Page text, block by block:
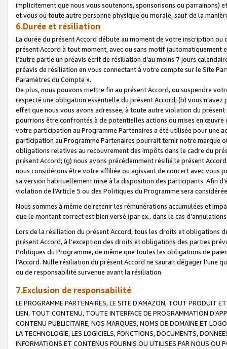
implicitement que nous vous soutenons, sponsorisons ou parrainons)
et vous ou toute autre personne physique ou morale, sauf de la
6.Durée et résiliation
La durée du présent Accord débute au moment de votre inscription
présent Accord à tout moment, avec ou sans motif (automatiquement
l’autre partie un préavis écrit de résiliation d’au moins 7 jours
préavis de résiliation en vous connectant à votre compte sur le Site
Paramètres du Compte ».
De plus, nous pouvons mettre fin au présent Accord, ou suspendre
respecté une obligation essentielle du présent Accord; (b) vous
effet que nous vous avons adressée, à toute autre violation du
pourrions être confrontés à de potentielles actions ou mises en
votre participation au Programme Partenaires a été utilisée pour une
participation au Programme Partenaires pourrait ternir notre marque
obligations relatives au recouvrement des impôts dans le cadre du
présent Accord; (g) nous avons précédemment résilié le présent
nous considérons être votre affiliée ou agissant de concert avec vous
sa version habituellement mise à la disposition des participants. Afin
violation de l’Article 5 ou des Politiques du Programme sera
Nous sommes à même de retenir les rémunérations accumulées et
que le montant correct est bien versé (par ex., dans le cas
Lors de la résiliation du présent Accord, tous les droits et obligations
présent Accord, à l’exception des droits et obligations des parties
Politiques du Programme, de même que toutes les obligations de
l’Accord. Nulle résiliation du présent Accord ne saurait dégager l'une
ou de responsabilité survenue avant la résiliation.
7.Exclusion de responsabilité
LE PROGRAMME PARTENAIRES, LE SITE D’AMAZON, TOUT PRODUIT
LIEN, TOUT CONTENU, TOUTE INTERFACE DE PROGRAMMATION
CONTENU PUBLICITAIRE, NOS MARQUES, NOMS DE DOMAINE ET
LA TECHNOLOGIE, LES LOGICIELS, FONCTIONS, DOCUMENTS,
INFORMATIONS ET CONTENUS FOURNIS OU UTILISES PAR NOUS OU